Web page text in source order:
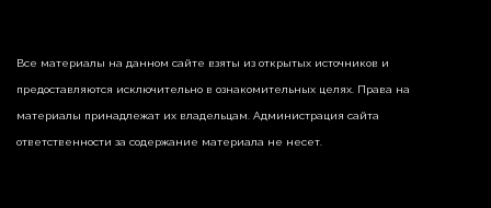
Все материалы на данном сайте взяты из открытых источников и
предоставляются исключительно в ознакомительных целях. Права на
материалы принадлежат их владельцам. Администрация сайта
ответственности за содержание материала не несет.